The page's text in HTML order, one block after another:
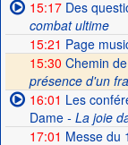
15:17Des
combat ultime
15:21 Page
15:30 Chemin
présence d'un
16:01 Les
Dame- La joie
17:01 Messe du